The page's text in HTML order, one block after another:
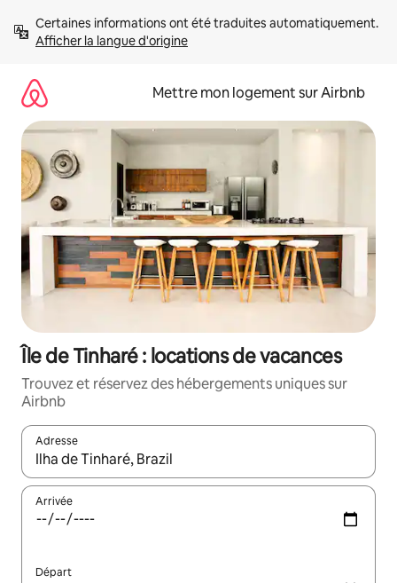
directement
Afficher la langue d'origine
Mettre mon logement sur Airbnb
Île de Tinharé : locations de vacances
Trouvez et réservez des hébergements uniques sur
Airbnb
Adresse
Lorsque les résultats s'affichent, utilisez les flèches vers le
Arrivée
Départ